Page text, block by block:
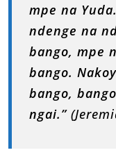
mpe na
ndenge na
bango, mpe
bango.
bango,
ngai.”